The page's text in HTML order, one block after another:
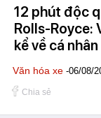
12 phút độc
Rolls-Royce:
kể về cá
Văn hóa xe -06/08/
Chia sẻ